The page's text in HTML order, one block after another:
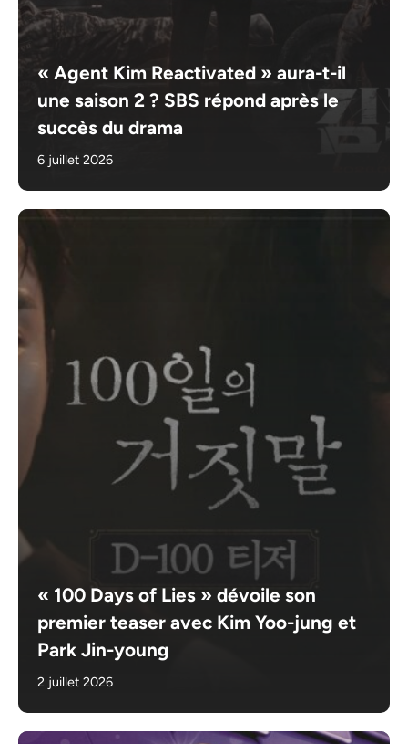
« Agent Kim Reactivated » aura-t-il
une saison 2 ? SBS répond après le
succès du drama
6 juillet 2026
« 100 Days of Lies » dévoile son
premier teaser avec Kim Yoo-jung et
Park Jin-young
2 juillet 2026